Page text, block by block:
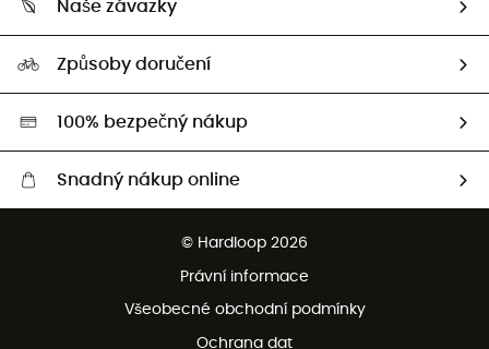
Naši Ambasadoři
Naše závazky
Second hand
HardGreen
Způsoby doručení
100% bezpečný nákup
Snadný nákup online
Bezplatné vrácení do 100 dnů
Bezplatná zákaznická služba
© Hardloop 2026
Právní informace
Všeobecné obchodní podmínky
Ochrana dat